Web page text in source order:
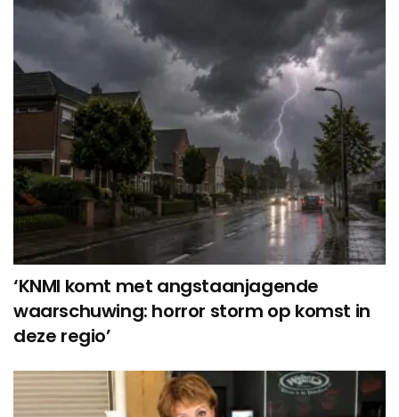
‘KNMI komt met angstaanjagende
waarschuwing: horror storm op komst in
deze regio’